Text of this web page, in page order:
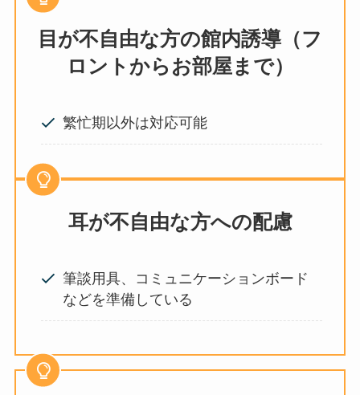
目が不自由な方の館内誘導（フ
ロントからお部屋まで）
繁忙期以外は対応可能
耳が不自由な方への配慮
筆談用具、コミュニケーションボード
などを準備している